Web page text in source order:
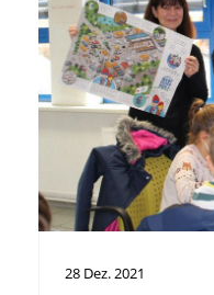
28 Dez.2021